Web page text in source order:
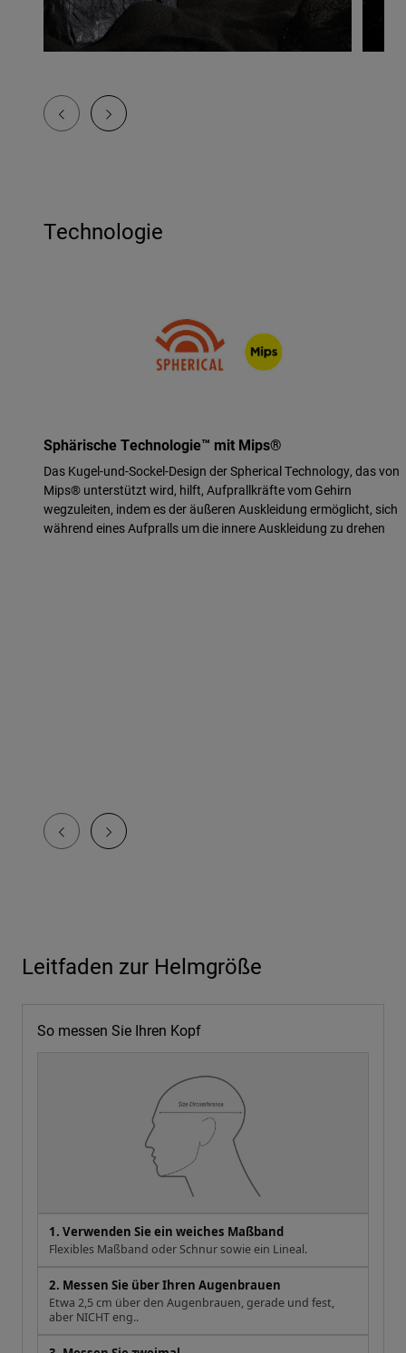
Technologie
Sphärische Technologie™ mit Mips®
Das Kugel-und-Sockel-Design der Spherical Technology, das von
Mips® unterstützt wird, hilft, Aufprallkräfte vom Gehirn
wegzuleiten, indem es der äußeren Auskleidung ermöglicht, sich
während eines Aufpralls um die innere Auskleidung zu drehen
Leitfaden zur Helmgröße
So messen Sie Ihren Kopf
1. Verwenden Sie ein weiches Maßband
Flexibles Maßband oder Schnur sowie ein Lineal.
2. Messen Sie über Ihren Augenbrauen
Etwa 2,5 cm über den Augenbrauen, gerade und fest,
aber NICHT eng..